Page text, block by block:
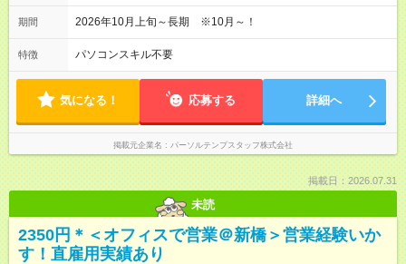
期間 2026年10月上旬～長期 ※10月～！
特徴 パソコンスキル不要
気になる！ 応募する 詳細へ
掲載元企業名 パーソルテンプスタッフ株式会社
掲載日：2026.07.31
未読
2350円＊＜オフィスで営業＠新橋＞営業経験いか
す！直雇用実績あり